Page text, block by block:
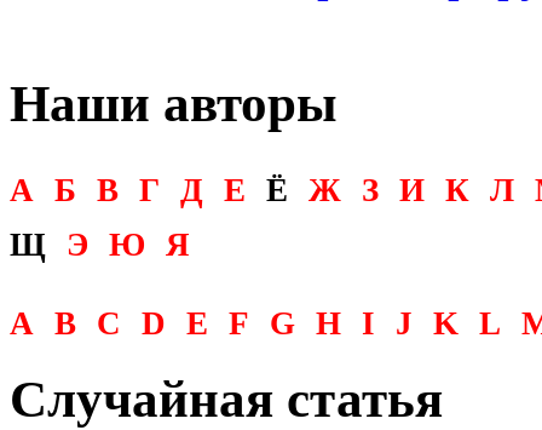
Наши авторы
А Б В Г Д Е Ё Ж З И К Л
Щ Э Ю Я
A B C D E F G H I J K L
Случайная статья